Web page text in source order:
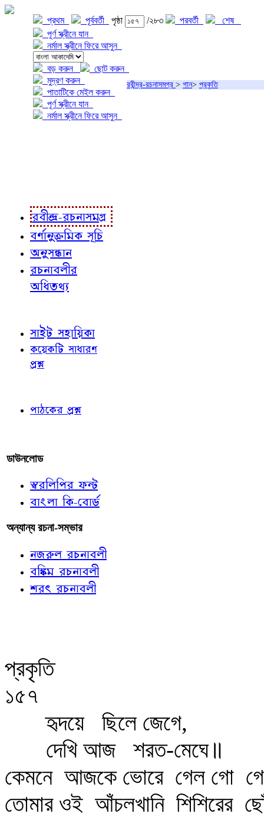
প্রথম পূর্ববর্তী পৃষ্ঠা /২৮৩ পরবর্তী
শেষ
পূর্ণ স্ক্রীনে যান
নর্মাল স্ক্রীনে ফিরে আসুন
বড় করুন
ছোট করুন
মুদ্রণ করুন
পাতাটিকে মেইল করুন
পূর্ণ স্ক্রীনে যান
নর্মাল স্ক্রীনে ফিরে আসুন
রবীন্দ্র-রচনাসমগ্র > গান> প্রকৃতি
রবীন্দ্র-রচনাসমগ্র
বর্ণানুক্রমিক সূচি
অনুসন্ধান
রচনাবলীর
অধিতথ্য
সাইট সহায়িকা
কয়েকটি সাধারণ
প্রশ্ন
পাঠকের প্রশ্ন
ডাউনলোড
স্বরলিপির ফন্ট
বাংলা কি-বোর্ড
অন্যান্য রচনা-সম্ভার
নজরুল রচনাবলী
বঙ্কিম রচনাবলী
শরৎ রচনাবলী
প্রকৃতি
১৫৭
হৃদয়ে
ছিলে জেগে,
দেখি আজ
শরত-মেঘে॥
কেমনে আজকে ভোরে গেল গো
তোমার ওই আঁচলখানি শিশিরের